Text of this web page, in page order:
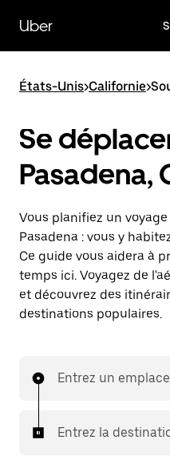
contenu
principal
Uber
États-Unis>Californie>
Se
Pasadena,
Vous planifiez un
Pasadena : vous y
Ce guide vous aidera à
temps ici. Voyagez de
et découvrez des
destinations populaires.
Entrez un
Entrez la